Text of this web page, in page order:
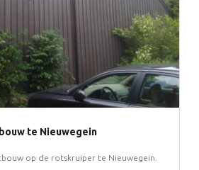
te Nieuwegein
op de rotskruiper te Nieuwegein.